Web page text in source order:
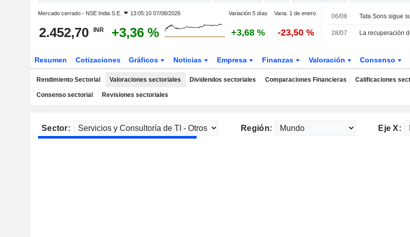
Mercado cerrado - NSE India S.E. 13:05:10 07/08/2026 Variación 5 días Varia. 1 de enero.
2.452,70 INR +3,36 % +3,68 % -23,50 %
06/08
28/07
Resumen Cotizaciones Gráficos Noticias Empresa Finanzas Valoración Consenso
Rendimiento Sectorial Valoraciones sectoriales Dividendos sectoriales Comparaciones Financieras Calificaciones
Consenso sectorial Revisiones sectoriales
Sector: Región: Eje X: